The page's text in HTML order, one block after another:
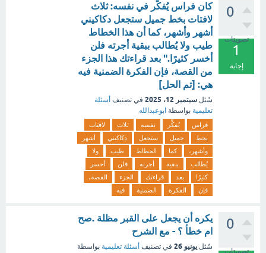
0
تصويتات
1
إجابة
كان فراس يُفكِّر في نفسه: ثلاث
لافتات بخط جميل ستجعل دكاكيني
أشهر وأشهر، كما أن هذا الخطاط
طيب ولا يُطالب ببقية أجرته فلن
أخسر كثيرًا." بعد قراءتك هذا الجزء
من القصة، فإن الفكرة الضمنية فيه
هي: [تم الحل]
سُئل سبتمبر 12، 2025 في تصنيف أسئلة
تعليمية بواسطة ابوعبدالله
فراس يُفكِّر نفسه ثلاث
لافتات
بخط
جميل ستجعل دكاكيني
أشهر
وأشهر،
كما الخطاط طيب
ولا
يُطالب
ببقية أجرته فلن
أخسر
كثيرًا
بعد قراءتك الجزء
القصة،
فإن
الفكرة الضمنية فيه
0
تصويتات
يكره أن يجعل على القبر مظلة .صح
ام خطأ ؟ - مع الشرح
سُئل يونيو 26 في تصنيف أسئلة تعليمية بواسطة